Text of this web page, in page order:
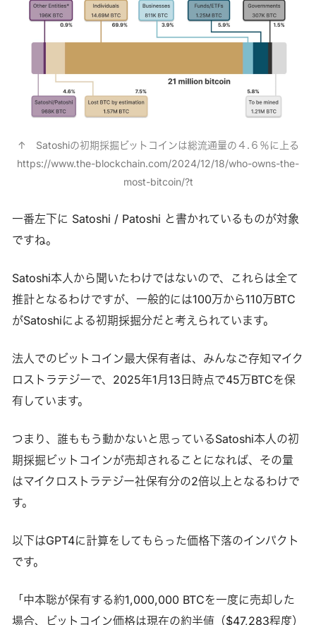
↑　Satoshiの初期採掘ビットコインは総流通量の４.６％に上る
https://www.the-blockchain.com/2024/12/18/who-owns-the-
most-bitcoin/?t
一番左下に Satoshi / Patoshi と書かれているものが対象
ですね。
Satoshi本人から聞いたわけではないので、これらは全て
推計となるわけですが、一般的には100万から110万BTC
がSatoshiによる初期採掘分だと考えられています。
法人でのビットコイン最大保有者は、みんなご存知マイク
ロストラテジーで、2025年1月13日時点で45万BTCを保
有しています。
つまり、誰ももう動かないと思っているSatoshi本人の初
期採掘ビットコインが売却されることになれば、その量
はマイクロストラテジー社保有分の2倍以上となるわけで
す。
以下はGPT4に計算をしてもらった価格下落のインパクト
です。
「中本聡が保有する約1,000,000 BTCを一度に売却した
場合、ビットコイン価格は現在の約半値（$47,283程度）